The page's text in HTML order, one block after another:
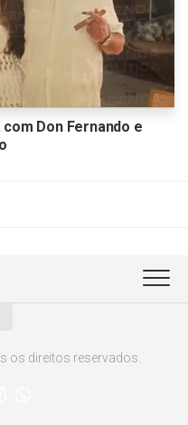
Don Fernando e
os direitos reservados.